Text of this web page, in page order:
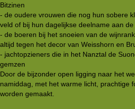
Bitzinen
- de oudere vrouwen die nog hun sobere
veld of bij hun dagelijkse deelname aan de
- de boeren bij het snoeien van de
altijd tegen het decor van Weisshorn en
- jachtopzieners die in het Nanztal de
gemzen
Door de bijzonder open ligging naar het
namiddag, met het warme licht, prachtige
worden gemaakt.